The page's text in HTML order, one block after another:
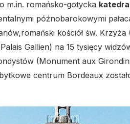
m.in. romańsko-gotycka
późnobarokowymi
kościół św. Krzyża
Gallien) na 15 tysięcy
(Monument aux
centrum Bordeaux